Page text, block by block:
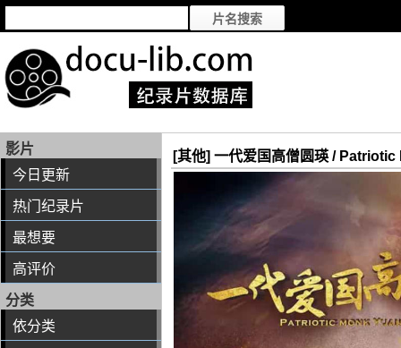
影片
今日更新
热门纪录片
最想要
高评价
分类
依分类
[其他] 一代爱国高僧圆瑛 /